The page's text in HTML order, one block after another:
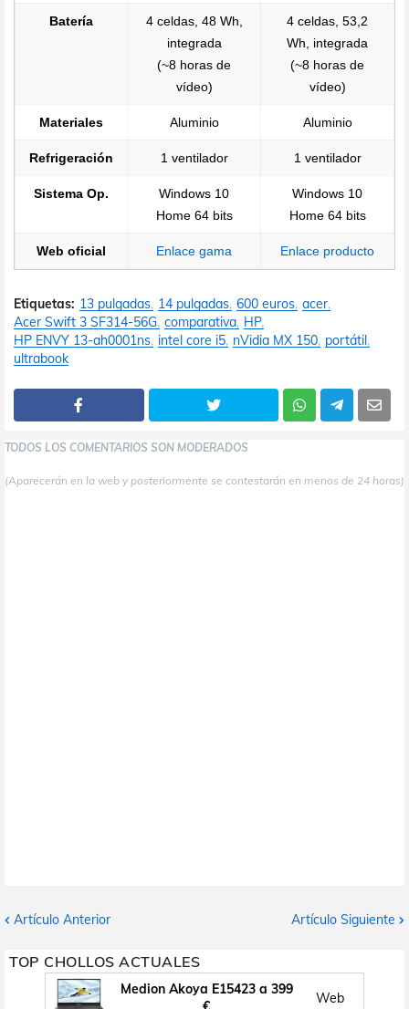
Batería
4 celdas, 48 Wh,
integrada
(~8 horas de
vídeo)
4 celdas, 53,2
Wh, integrada
(~8 horas de
vídeo)
Materiales Aluminio Aluminio
Refrigeración 1 ventilador 1 ventilador
Sistema Op.
Windows 10
Home 64 bits
Windows 10
Home 64 bits
Web oficial Enlace gama Enlace producto
Etiquetas: 13 pulgadas 14 pulgadas 600 euros acer
Acer Swift 3 SF314-56G comparativa HP
HP ENVY 13-ah0001ns intel core i5 nVidia MX 150 portátil
ultrabook
TODOS LOS COMENTARIOS SON MODERADOS
(Aparecerán en la web y posteriormente se contestarán en menos de 24 horas)
Artículo Anterior Artículo Siguiente
TOP CHOLLOS ACTUALES
Medion Akoya E15423 a 399
Web